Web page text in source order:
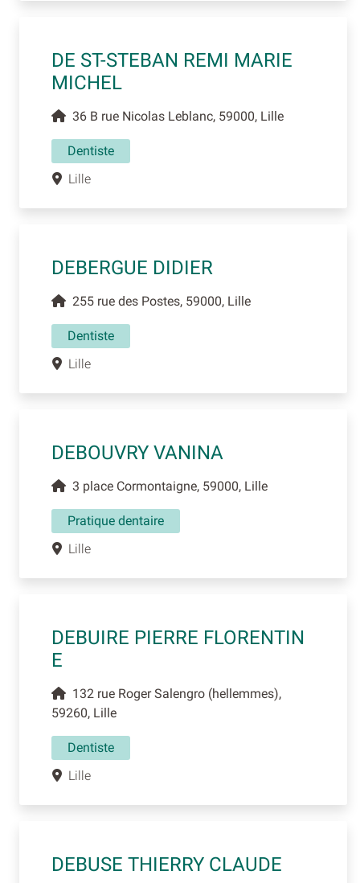
DE ST-STEBAN REMI MARIE
MICHEL
36 B rue Nicolas Leblanc, 59000, Lille
Dentiste
Lille
DEBERGUE DIDIER
255 rue des Postes, 59000, Lille
Dentiste
Lille
DEBOUVRY VANINA
3 place Cormontaigne, 59000, Lille
Pratique dentaire
Lille
DEBUIRE PIERRE FLORENTIN
E
132 rue Roger Salengro (hellemmes),
59260, Lille
Dentiste
Lille
DEBUSE THIERRY CLAUDE